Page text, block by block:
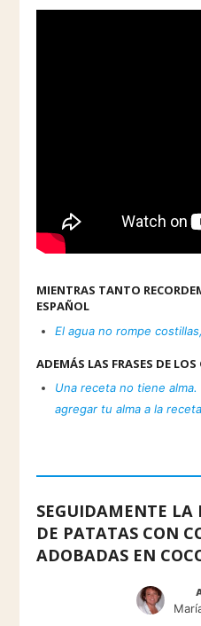
MIENTRAS TANTO
ESPAÑOL
El agua no rompe
ADEMÁS LAS FRASES DE LOS
Una receta no tiene
agregar tu alma a la
SEGUIDAMENTE LA
DE PATATAS CON
ADOBADAS EN